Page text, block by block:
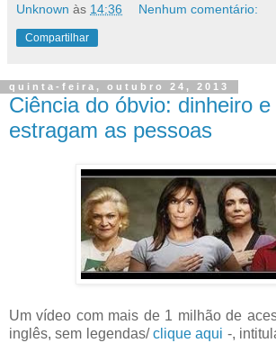
Unknown às 14:36 Nenhum comentário:
Compartilhar
quinta-feira, outubro 24, 2013
Ciência do óbvio: dinheiro
estragam as pessoas
Um vídeo com mais de 1 milhão de
inglês, sem legendas/clique aqui -,